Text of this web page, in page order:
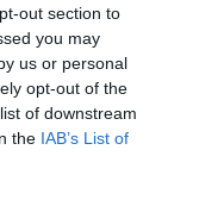
out section to
you may
us or personal
opt-out of the
of downstream
the IAB’s List of